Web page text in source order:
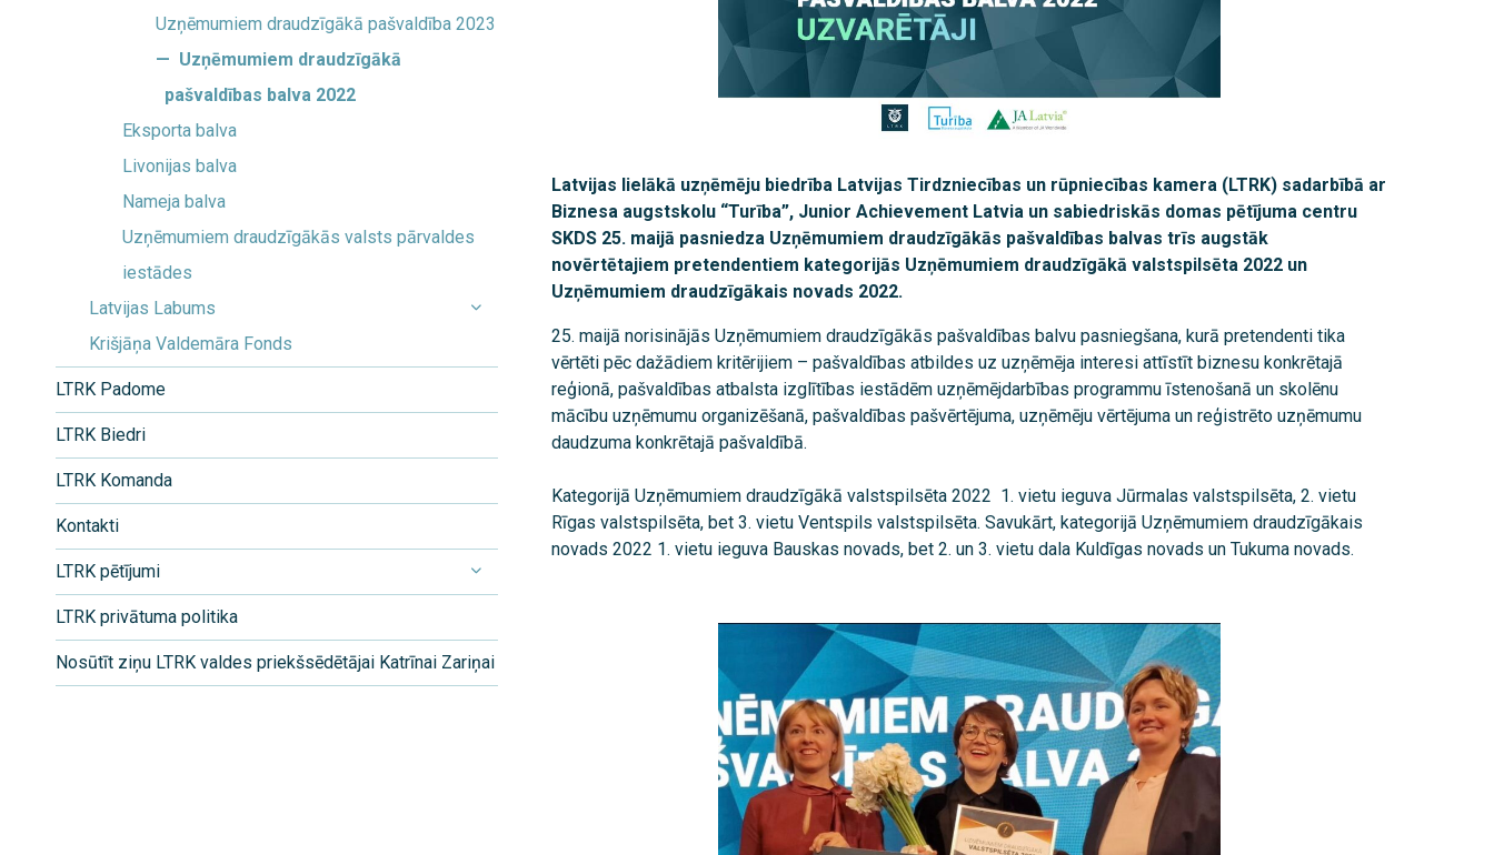
Uzņēmumiem draudzīgākā pašvaldība 2023
Uzņēmumiem draudzīgākā
pašvaldības balva 2022
Eksporta balva
Livonijas balva
Nameja balva
Uzņēmumiem draudzīgākās valsts pārvaldes
iestādes
Latvijas Labums
Krišjāņa Valdemāra Fonds
LTRK Padome
LTRK Biedri
LTRK Komanda
Kontakti
LTRK pētījumi
LTRK privātuma politika
Nosūtīt ziņu LTRK valdes priekšsēdētājai Katrīnai Zariņai
Latvijas lielākā uzņēmēju biedrība Latvijas Tirdzniecības un rūpniecības kamera (LTRK) sadarbībā ar
Biznesa augstskolu “Turība”, Junior Achievement Latvia un sabiedriskās domas pētījuma centru
SKDS 25. maijā pasniedza Uzņēmumiem draudzīgākās pašvaldības balvas trīs augstāk
novērtētajiem pretendentiem kategorijās Uzņēmumiem draudzīgākā valstspilsēta 2022 un
Uzņēmumiem draudzīgākais novads 2022.
25. maijā norisinājās Uzņēmumiem draudzīgākās pašvaldības balvu pasniegšana, kurā pretendenti tika
vērtēti pēc dažādiem kritērijiem – pašvaldības atbildes uz uzņēmēja interesi attīstīt biznesu konkrētajā
reģionā, pašvaldības atbalsta izglītības iestādēm uzņēmējdarbības programmu īstenošanā un skolēnu
mācību uzņēmumu organizēšanā, pašvaldības pašvērtējuma, uzņēmēju vērtējuma un reģistrēto uzņēmumu
daudzuma konkrētajā pašvaldībā.
Kategorijā Uzņēmumiem draudzīgākā valstspilsēta 2022 1. vietu ieguva Jūrmalas valstspilsēta, 2. vietu
Rīgas valstspilsēta, bet 3. vietu Ventspils valstspilsēta. Savukārt, kategorijā Uzņēmumiem draudzīgākais
novads 2022 1. vietu ieguva Bauskas novads, bet 2. un 3. vietu dala Kuldīgas novads un Tukuma novads.